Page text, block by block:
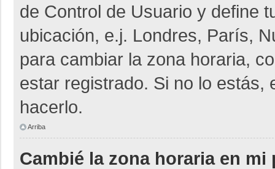
de Control de Usuario y define
ubicación, e.j. Londres, París,
para cambiar la zona horaria,
estar registrado. Si no lo estás,
hacerlo.
Arriba
Cambié la zona horaria en